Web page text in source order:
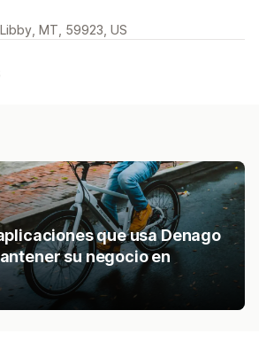
MT, 59923, US
que usa Denago
su negocio en